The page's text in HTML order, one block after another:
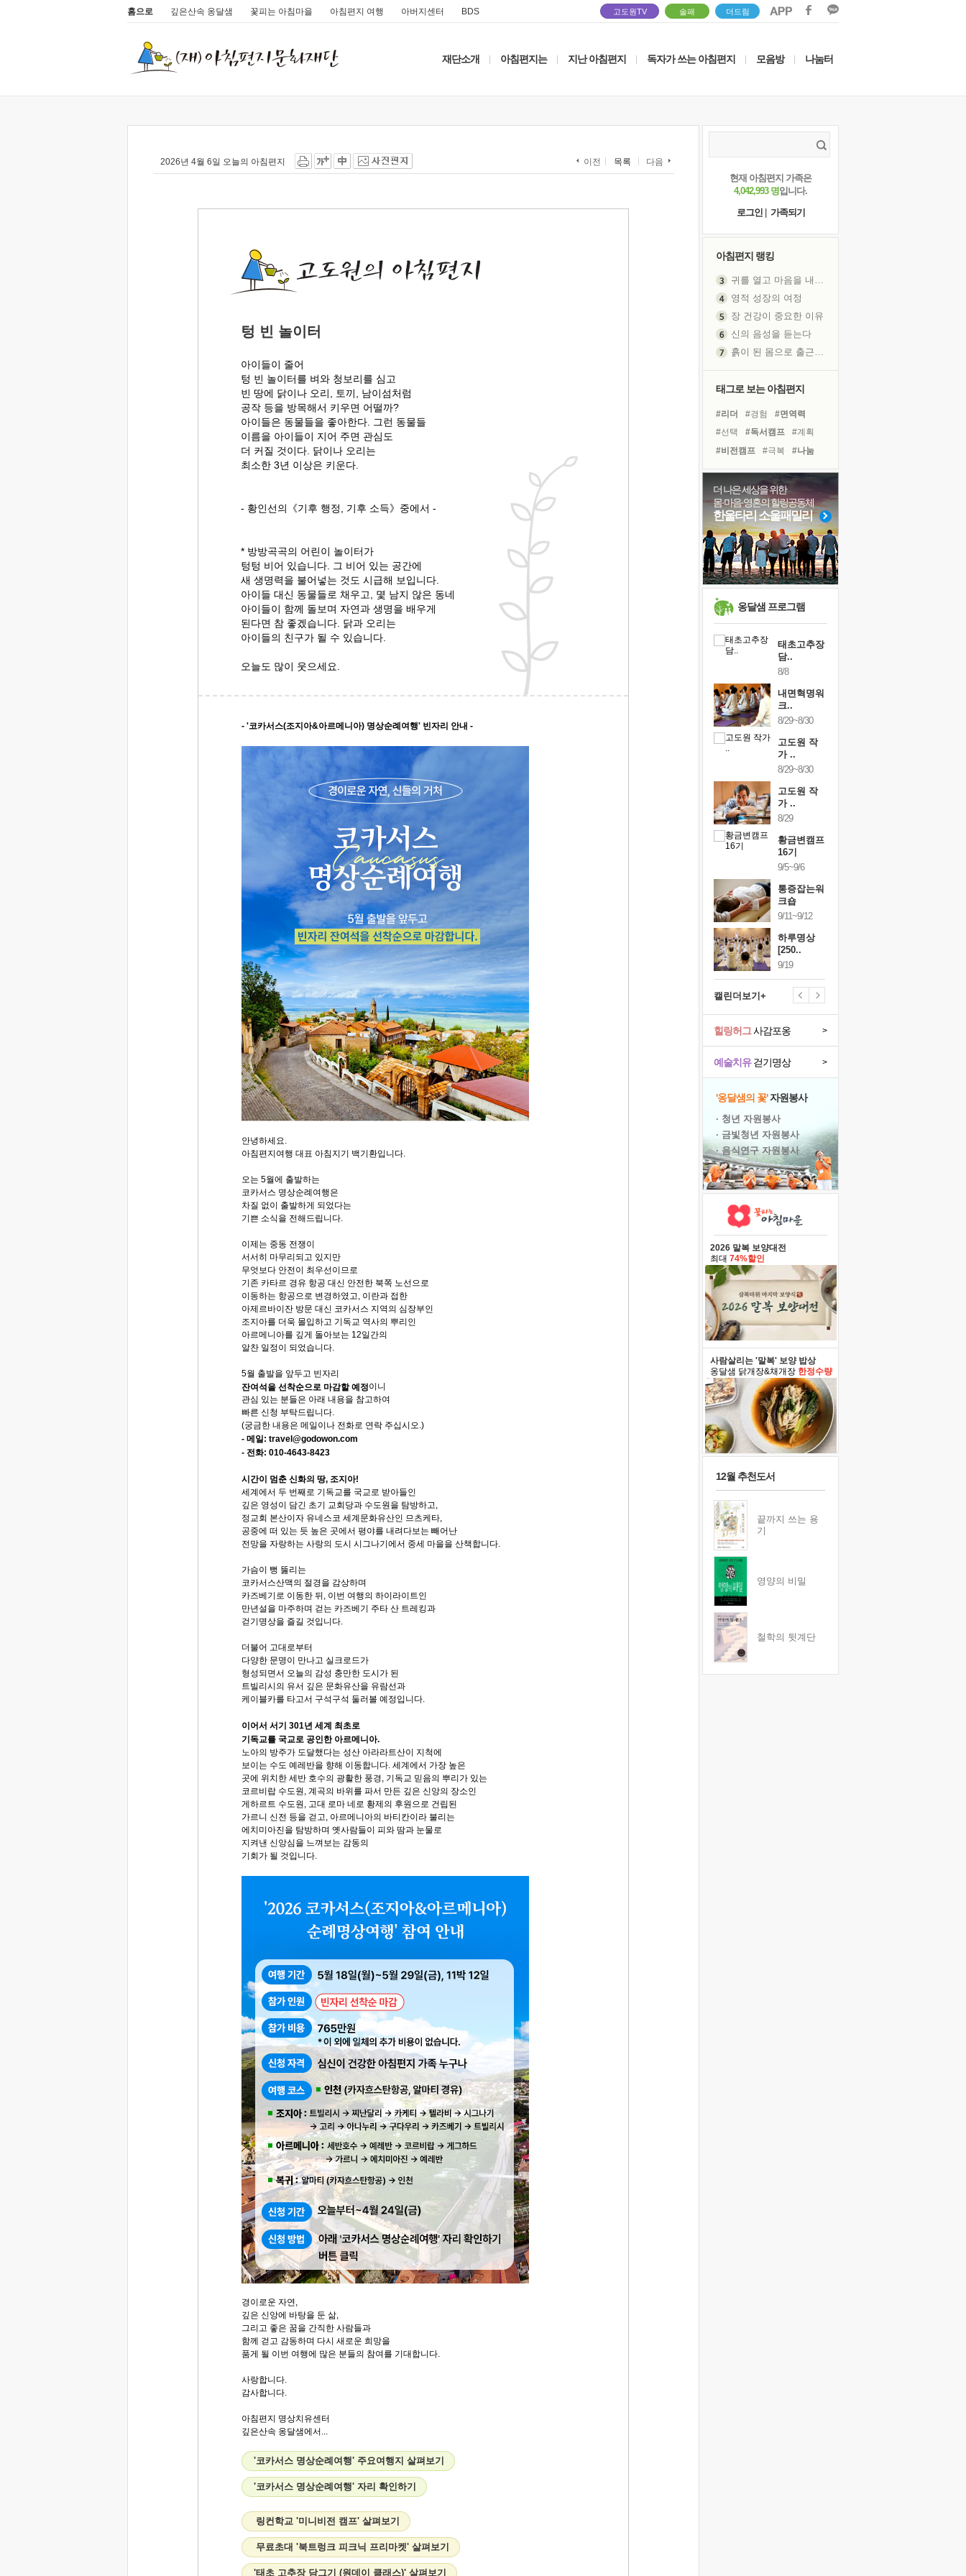
홈으로 깊은산속 옹달샘 꽃피는 아침마을 아침편지 여행 아버지센터 BDS 고도원TV 솔패 더드림
재단소개 아침편지는 지난 아침편지 독자가 쓰는 아침편지 모음방 나눔터
2026년 4월 6일 오늘의 아침편지 이전 목록 다음
텅 빈 놀이터
아이들이 줄어
텅 빈 놀이터를 벼와 청보리를 심고
빈 땅에 닭이나 오리, 토끼, 남이섬처럼
공작 등을 방목해서 키우면 어떨까?
아이들은 동물들을 좋아한다. 그런 동물들
이름을 아이들이 지어 주면 관심도
더 커질 것이다. 닭이나 오리는
최소한 3년 이상은 키운다.
- 황인선의《기후 행정, 기후 소득》중에서 -
* 방방곡곡의 어린이 놀이터가
텅텅 비어 있습니다. 그 비어 있는 공간에
새 생명력을 불어넣는 것도 시급해 보입니다.
아이들 대신 동물들로 채우고, 몇 남지 않은 동네
아이들이 함께 돌보며 자연과 생명을 배우게
된다면 참 좋겠습니다. 닭과 오리는
아이들의 친구가 될 수 있습니다.
오늘도 많이 웃으세요.
- '코카서스(조지아&아르메니아) 명상순례여행' 빈자리 안내 -
안녕하세요.
아침편지여행 대표 아침지기 백기환입니다.
오는 5월에 출발하는
코카서스 명상순례여행은
차질 없이 출발하게 되었다는
기쁜 소식을 전해드립니다.
이제는 중동 전쟁이
서서히 마무리되고 있지만
무엇보다 안전이 최우선이므로
기존 카타르 경유 항공 대신 안전한 북쪽 노선으로
이동하는 항공으로 변경하였고, 이란과 접한
아제르바이잔 방문 대신 코카서스 지역의 심장부인
조지아를 더욱 몰입하고 기독교 역사의 뿌리인
아르메니아를 깊게 돌아보는 12일간의
알찬 일정이 되었습니다.
5월 출발을 앞두고 빈자리
잔여석을 선착순으로 마감할 예정이니
관심 있는 분들은 아래 내용을 참고하여
빠른 신청 부탁드립니다.
(궁금한 내용은 메일이나 전화로 연락 주십시오.)
- 메일: travel@godowon.com
- 전화: 010-4643-8423
시간이 멈춘 신화의 땅, 조지아!
세계에서 두 번째로 기독교를 국교로 받아들인
깊은 영성이 담긴 초기 교회당과 수도원을 탐방하고,
정교회 본산이자 유네스코 세계문화유산인 므츠케타,
공중에 떠 있는 듯 높은 곳에서 평야를 내려다보는 빼어난
전망을 자랑하는 사랑의 도시 시그나기에서 중세 마을을 산책합니다.
가슴이 뻥 뚫리는
코카서스산맥의 절경을 감상하며
카즈베기로 이동한 뒤, 이번 여행의 하이라이트인
만년설을 마주하며 걷는 카즈베기 주타 산 트레킹과
걷기명상을 즐길 것입니다.
더불어 고대로부터
다양한 문명이 만나고 실크로드가
형성되면서 오늘의 감성 충만한 도시가 된
트빌리시의 유서 깊은 문화유산을 유람선과
케이블카를 타고서 구석구석 둘러볼 예정입니다.
이어서 서기 301년 세계 최초로
기독교를 국교로 공인한 아르메니아.
노아의 방주가 도달했다는 성산 아라라트산이 지척에
보이는 수도 예레반을 향해 이동합니다. 세계에서 가장 높은
곳에 위치한 세반 호수의 광활한 풍경, 기독교 믿음의 뿌리가 있는
코르비랍 수도원, 계곡의 바위를 파서 만든 깊은 신앙의 장소인
게하르트 수도원, 고대 로마 네로 황제의 후원으로 건립된
가르니 신전 등을 걷고, 아르메니아의 바티칸이라 불리는
에치미아진을 탐방하며 옛사람들이 피와 땀과 눈물로
지켜낸 신앙심을 느껴보는 감동의
기회가 될 것입니다.
경이로운 자연,
깊은 신앙에 바탕을 둔 삶,
그리고 좋은 꿈을 간직한 사람들과
함께 걷고 감동하며 다시 새로운 희망을
품게 될 이번 여행에 많은 분들의 참여를 기대합니다.
사랑합니다.
감사합니다.
아침편지 명상치유센터
깊은산속 옹달샘에서...
'코카서스 명상순례여행' 주요여행지 살펴보기
'코카서스 명상순례여행' 자리 확인하기
링컨학교 '미니비전 캠프' 살펴보기
무료초대 '북트렁크 피크닉 프리마켓' 살펴보기
'태초 고추장 담그기 (원데이 클래스)' 살펴보기
현재 아침편지 가족은
4,042,993 명입니다.
로그인
가족되기
아침편지 랭킹
영적 성장의 여정
장 건강이 중요한 이유
신의 음성을 듣는다
극과 극의 양 끝단
극심한 변비, 어깨결림, 수면 장애
보고 싶은 어머니
유년 시절의 부산 영도 바다
못된 꼰대들
거울 속의 나
희망이란
'모른다'는 것
귀를 열고 마음을 내어주고
태그로 보는 아침편지
#리더 #경험
#면역력
#선택
#독서캠프
#계획
#비전캠프
#극복
#나눔
#위기
#사람
#친구
#건강
#다짐 #힐링
#삶
#바이러스
#독서
#아이들
#유튜브 #명상
더 나은 세상을 위한
몸·마음·영혼의 힐링공동체
한울타리 소울패밀리
옹달샘 프로그램
태초고추장
담..
8/8
내면혁명워
크..
8/29~8/30
고도원 작
가 ..
8/29~8/30
고도원 작
가 ..
8/29
황금변캠프
16기
9/5~9/6
통증잡는워
크숍
9/11~9/12
하루명상
[250..
9/19
캘린더보기+
예술치유걷기명상 >
힐링허그사감포옹 >
'옹달샘의 꽃'자원봉사
· 청년 자원봉사
· 금빛청년 자원봉사
· 음식연구 자원봉사
2026 말복 보양대전
최대 74%할인
사람살리는 '말복' 보양 밥상
옹달샘 닭개장&채개장 한정수량
12월 추천도서
끝까지 쓰는 용
기
영양의 비밀
철학의 뒷계단